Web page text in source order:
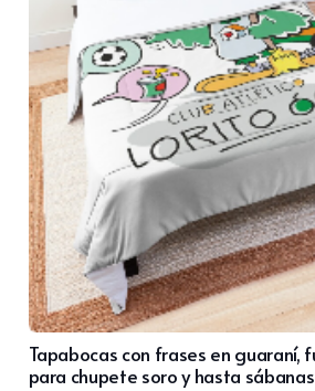
Tapabocas con frases en guaraní,
para chupete soro y hasta